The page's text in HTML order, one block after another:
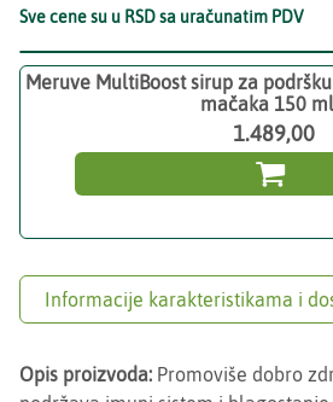
Sve cene su u RSD sa uračunatim PDV
Meruve MultiBoost sirup za
mačaka 150 ml
1.489,00

Informacije karakteristikama i
Opis proizvoda: Promoviše dobro